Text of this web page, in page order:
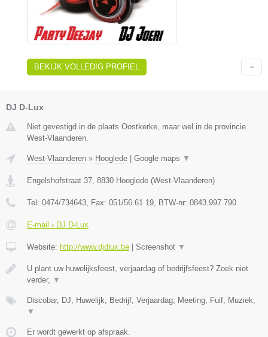
BEKIJK VOLLEDIG PROFIEL
DJ D-Lux
Niet gevestigd in de plaats Oostkerke, maar wel in de provincie
West-Vlaanderen.
West-Vlaanderen » Hooglede | Google maps ▼
Engelshofstraat 37 8830 Hooglede (West-Vlaanderen)
Tel: 0474/734643 , Fax: 051/56 61 19 , BTW-nr: 0843.997.790
E-mail › DJ D-Lux
Website: http://www.djdlux.be | Screenshot ▼
U plant uw huwelijksfeest, verjaardag of bedrijfsfeest? Zoek niet
verder,
▼
Discobar, DJ, Huwelijk, Bedrijf, Verjaardag, Meeting, Fuif, Muziek,
▼
Er wordt gewerkt op afspraak.